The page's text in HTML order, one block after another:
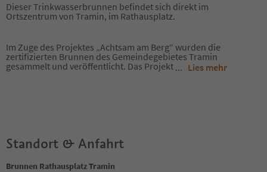
Dieser Trinkwasserbrunnen befindet sich direkt im
Ortszentrum von Tramin, im Rathausplatz.
Im Zuge des Projektes „Achtsam am Berg“ wurden die
zertifizierten Brunnen des Gemeindegebietes Tramin
gesammelt und veröffentlicht. Das Projekt ... Lies mehr
Standort & Anfahrt
Brunnen Rathausplatz Tramin